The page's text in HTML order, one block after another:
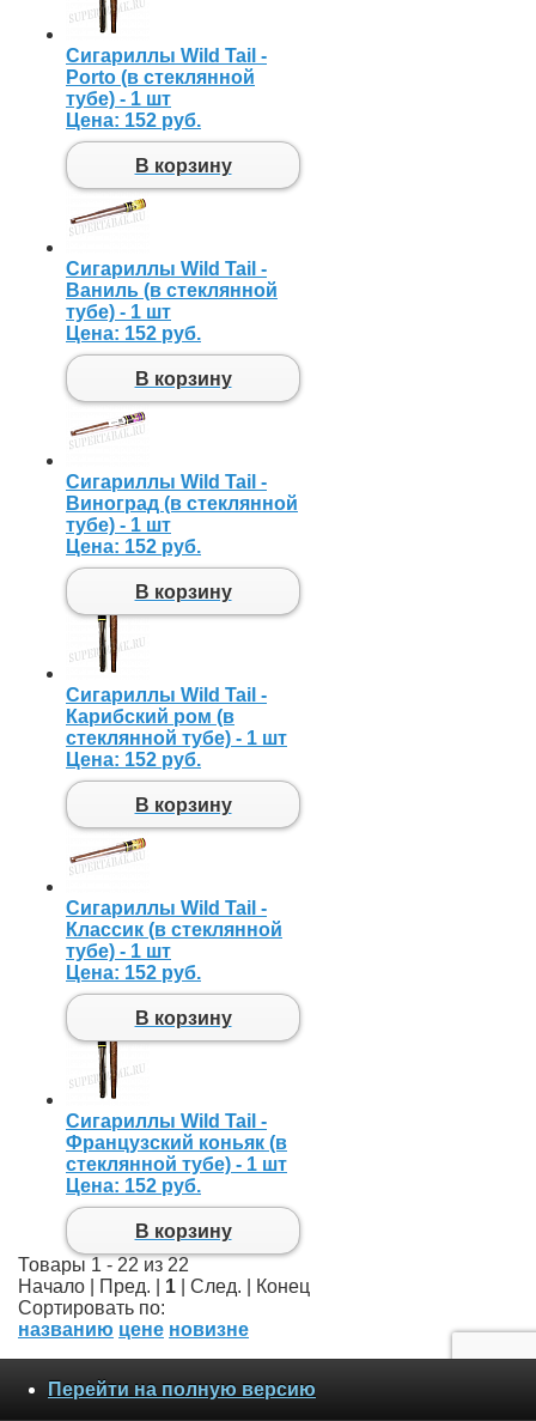
Сигариллы Wild Tail -
Porto (в стеклянной
тубе) - 1 шт
Цена: 152 руб.
В корзину
Сигариллы Wild Tail -
Ваниль (в стеклянной
тубе) - 1 шт
Цена: 152 руб.
В корзину
Сигариллы Wild Tail -
Виноград (в стеклянной
тубе) - 1 шт
Цена: 152 руб.
В корзину
Сигариллы Wild Tail -
Карибский ром (в
стеклянной тубе) - 1 шт
Цена: 152 руб.
В корзину
Сигариллы Wild Tail -
Классик (в стеклянной
тубе) - 1 шт
Цена: 152 руб.
В корзину
Сигариллы Wild Tail -
Французский коньяк (в
стеклянной тубе) - 1 шт
Цена: 152 руб.
В корзину
Товары 1 - 22 из 22
Начало | Пред. | 1 | След. | Конец
Сортировать по:
названию цене новизне
Перейти на полную версию